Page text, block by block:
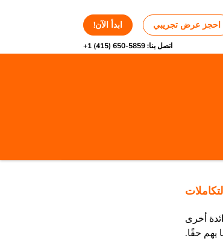
احجز عرض تجريبي ابدأ الآن!
اتصل بنا:+1 (415) 650-5859
أخرى
يهم حقًا.